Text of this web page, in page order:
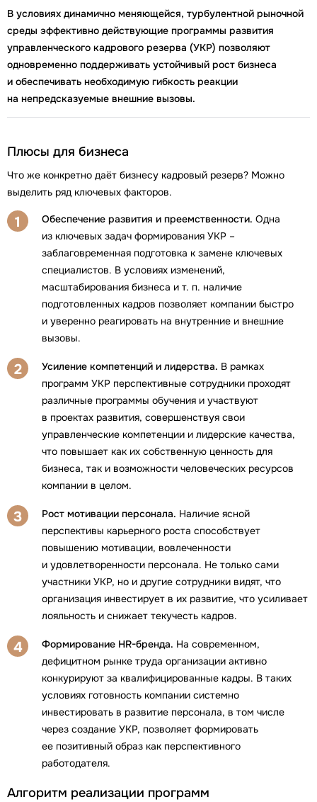
В условиях динамично меняющейся, турбулентной рыночной
среды эффективно действующие программы развития
управленческого кадрового резерва (УКР) позволяют
одновременно поддерживать устойчивый рост бизнеса
и обеспечивать необходимую гибкость реакции
на непредсказуемые внешние вызовы.
Плюсы для бизнеса
Что же конкретно даёт бизнесу кадровый резерв? Можно
выделить ряд ключевых факторов.
1 Обеспечение развития и преемственности. Одна
из ключевых задач формирования УКР –
заблаговременная подготовка к замене ключевых
специалистов. В условиях изменений,
масштабирования бизнеса и т. п. наличие
подготовленных кадров позволяет компании быстро
и уверенно реагировать на внутренние и внешние
вызовы.
2 Усиление компетенций и лидерства. В рамках
программ УКР перспективные сотрудники проходят
различные программы обучения и участвуют
в проектах развития, совершенствуя свои
управленческие компетенции и лидерские качества,
что повышает как их собственную ценность для
бизнеса, так и возможности человеческих ресурсов
компании в целом.
3 Рост мотивации персонала. Наличие ясной
перспективы карьерного роста способствует
повышению мотивации, вовлеченности
и удовлетворенности персонала. Не только сами
участники УКР, но и другие сотрудники видят, что
организация инвестирует в их развитие, что усиливает
лояльность и снижает текучесть кадров.
4 Формирование HR-бренда. На современном,
дефицитном рынке труда организации активно
конкурируют за квалифицированные кадры. В таких
условиях готовность компании системно
инвестировать в развитие персонала, в том числе
через создание УКР, позволяет формировать
ее позитивный образ как перспективного
работодателя.
Алгоритм реализации программ